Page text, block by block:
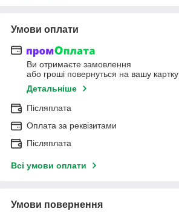
Умови оплати
Ви отримаєте замовлення
або гроші повернуться на вашу картку
Детальніше
Післяплата
Оплата за реквізитами
Післяплата
Всі умови оплати
Умови повернення